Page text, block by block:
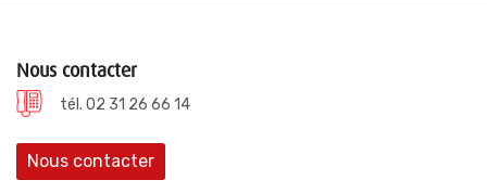
Nous contacter
tél. 02 31 26 66 14
Nous contacter